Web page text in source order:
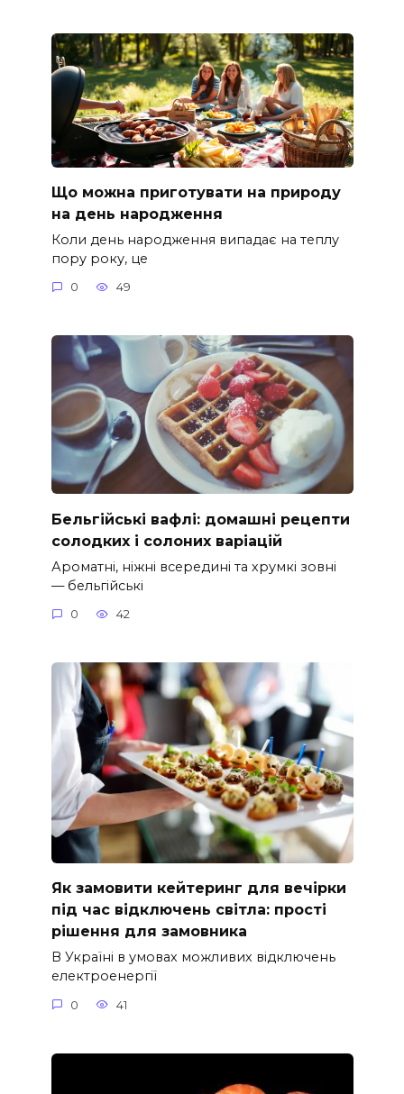
Що можна приготувати на природу
на день народження
Коли день народження випадає на теплу
пору року, це
0 49
Бельгійські вафлі: домашні рецепти
солодких і солоних варіацій
Ароматні, ніжні всередині та хрумкі зовні
— бельгійські
0 42
Як замовити кейтеринг для вечірки
під час відключень світла: прості
рішення для замовника
В Україні в умовах можливих відключень
електроенергії
0 41